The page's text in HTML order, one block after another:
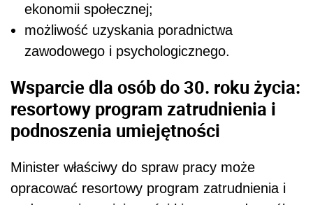
ekonomii społecznej;
możliwość uzyskania poradnictwa
zawodowego i psychologicznego.
Wsparcie dla osób do 30. roku życia:
resortowy program zatrudnienia i
podnoszenia umiejętności
Minister właściwy do spraw pracy może
opracować resortowy program zatrudnienia i